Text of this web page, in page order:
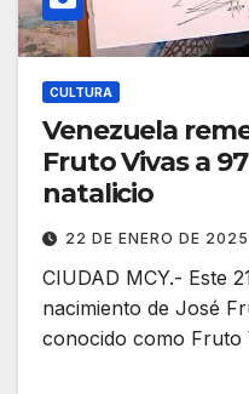
CULTURA
Venezuela
Fruto Vivas a
natalicio
22 DE ENERO DE 2025
CIUDAD MCY.- Este
nacimiento de José
conocido como Fruto